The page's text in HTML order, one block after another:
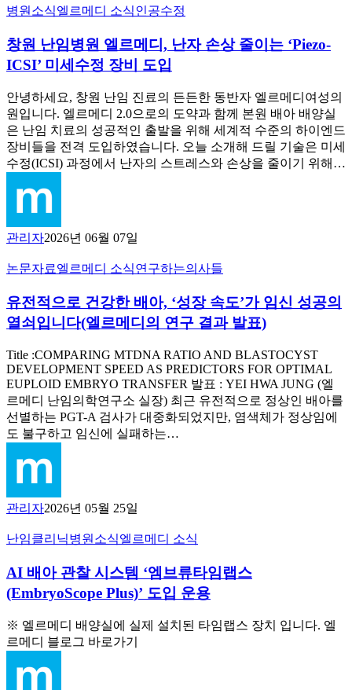
시
전
할
수
있
었
어
요….
도
요.
저
게
시
험
관
이
수
하
고
로
둘
째
를
준
야
겠
다
고
각
했
었
데…
진
6
과
태
훈
원
장
님
개
합
니
다!
창
난
임
병
원
엘
르
메
디,
난
자
상
줄
는
ICSI’
미
수
정
장
비
도
입
병원소식엘르메디 소식인공수정
창원 난임병원 엘르메디, 난자 손상 줄이는 ‘Piezo-
ICSI’ 미세수정 장비 도입
안녕하세요, 창원 난임 진료의 든든한 동반자 엘르메디여성의
원입니다. 엘르메디 2.0으로의 도약과 함께 본원 배아 배양실
은 난임 치료의 성공적인 출발을 위해 세계적 수준의 하이엔드
장비들을 전격 도입하였습니다. 오늘 소개해 드릴 기술은 미세
수정(ICSI) 과정에서 난자의 스트레스와 손상을 줄이기 위해…
관리자2026년 06월 07일
유
적
으
로
건
강
한
배
아,
‘성
도’가
임
신
성
공
의
열
쇠
니
다
논문자료엘르메디 소식연구하는의사들
유전적으로 건강한 배아, ‘성장 속도’가 임신 성공의
열쇠입니다(엘르메디의 연구 결과 발표)
Title :COMPARING MTDNA RATIO AND BLASTOCYST
DEVELOPMENT SPEED AS PREDICTORS FOR OPTIMAL
EUPLOID EMBRYO TRANSFER 발표 : YEI HWA JUNG (엘
르메디 난임의학연구소 실장) 최근 유전적으로 정상인 배아를
선별하는 PGT-A 검사가 대중화되었지만, 염색체가 정상임에
도 불구하고 임신에 실패하는…
관리자2026년 05월 25일
AI
아
관
찰
시
스
템
‘엠
난임클리닉병원소식엘르메디 소식
AI 배아 관찰 시스템 ‘엠브류타임랩스
(EmbryoScope Plus)’ 도입 운용
※ 엘르메디 배양실에 실제 설치된 타임랩스 장치 입니다. 엘
르메디 블로그 바로가기